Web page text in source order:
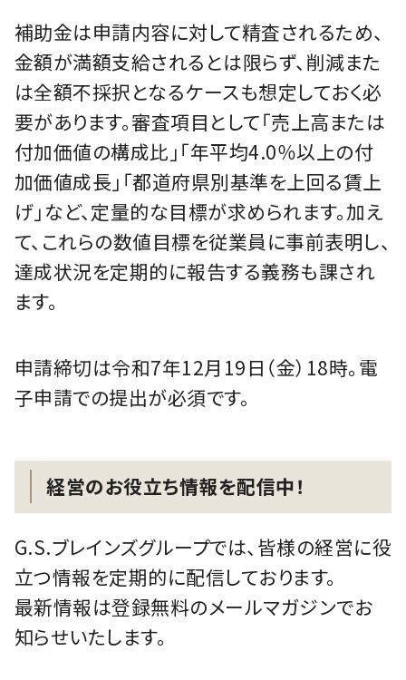
補助金は申請内容に対して精査されるため、
金額が満額支給されるとは限らず、削減また
は全額不採択となるケースも想定しておく必
要があります。審査項目として「売上高または
付加価値の構成比」「年平均4.0％以上の付
加価値成長」「都道府県別基準を上回る賃上
げ」など、定量的な目標が求められます。加え
て、これらの数値目標を従業員に事前表明し、
達成状況を定期的に報告する義務も課され
ます。
申請締切は令和7年12月19日（金）18時。電
子申請での提出が必須です。
経営のお役立ち情報を配信中！
G.S.ブレインズグループでは、皆様の経営に役
立つ情報を定期的に配信しております。
最新情報は登録無料のメールマガジンでお
知らせいたします。